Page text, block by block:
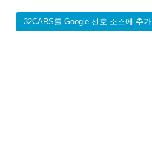
32CARS를 Google 선호 소스에 추가